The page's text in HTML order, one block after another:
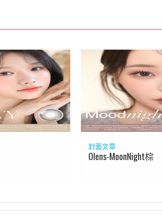
封面文章
Olens-MoonNight棕